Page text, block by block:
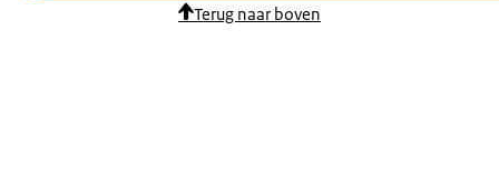
Terug naar boven